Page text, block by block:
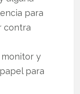
para
contra
monitor y
para